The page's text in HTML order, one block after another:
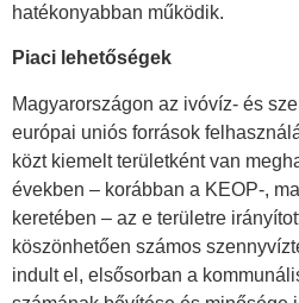
hatékonyabban működik.
Piaci lehetőségek
Magyarországon az ivóvíz- és
európai uniós források
közt kiemelt területként van
években – korábban a KEOP-,
keretében – az e területre
köszönhetően számos
indult el, elsősorban a